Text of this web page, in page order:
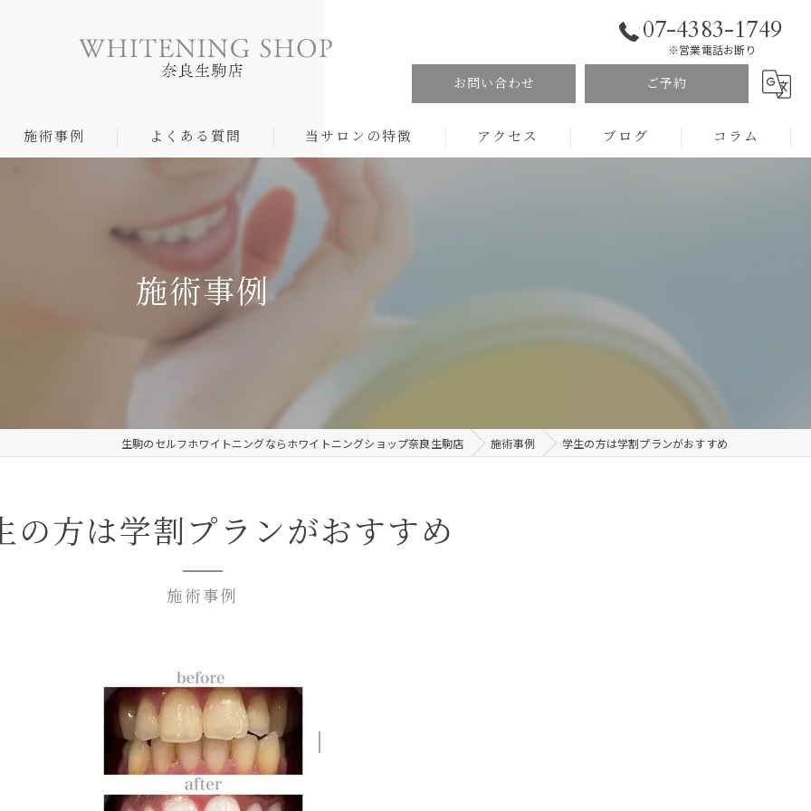
07-4383-1749
※営業電話お断り
お問い合わせ ご予約
施術事例 よくある質問 当サロンの特徴
食事制限なし
ヤニ汚れ
矯正中
アクセス ブログ コラム
施術事例
生駒のセルフホワイトニングならホワイトニングショップ奈良生駒店 施術事例 学生の方は学割プランがおすすめ
施術事例
の方は学割プランがおすすめ